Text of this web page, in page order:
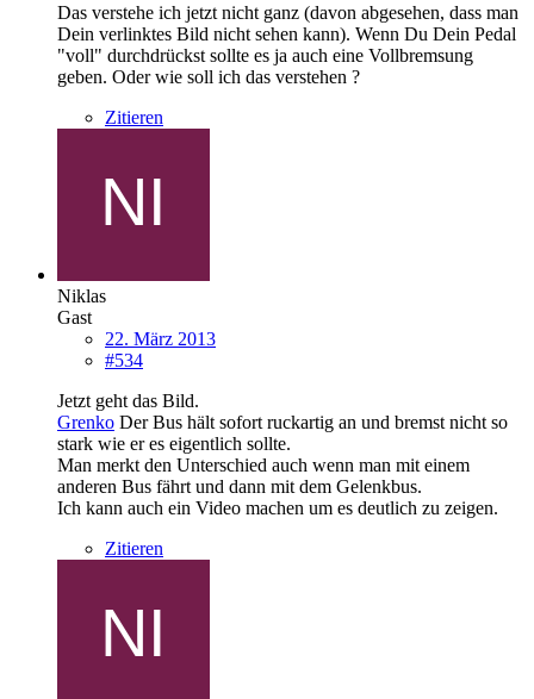
Das verstehe ich jetzt nicht ganz (davon abgesehen, dass man
Dein verlinktes Bild nicht sehen kann). Wenn Du Dein Pedal
"voll" durchdrückst sollte es ja auch eine Vollbremsung
geben. Oder wie soll ich das verstehen ?
Zitieren
Niklas
Gast
22. März 2013
#534
Jetzt geht das Bild.
Grenko Der Bus hält sofort ruckartig an und bremst nicht so
stark wie er es eigentlich sollte.
Man merkt den Unterschied auch wenn man mit einem
anderen Bus fährt und dann mit dem Gelenkbus.
Ich kann auch ein Video machen um es deutlich zu zeigen.
Zitieren